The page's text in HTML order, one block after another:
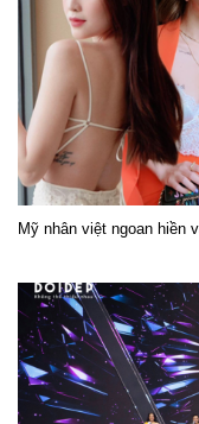
Mỹ nhân việt ngoan hiền